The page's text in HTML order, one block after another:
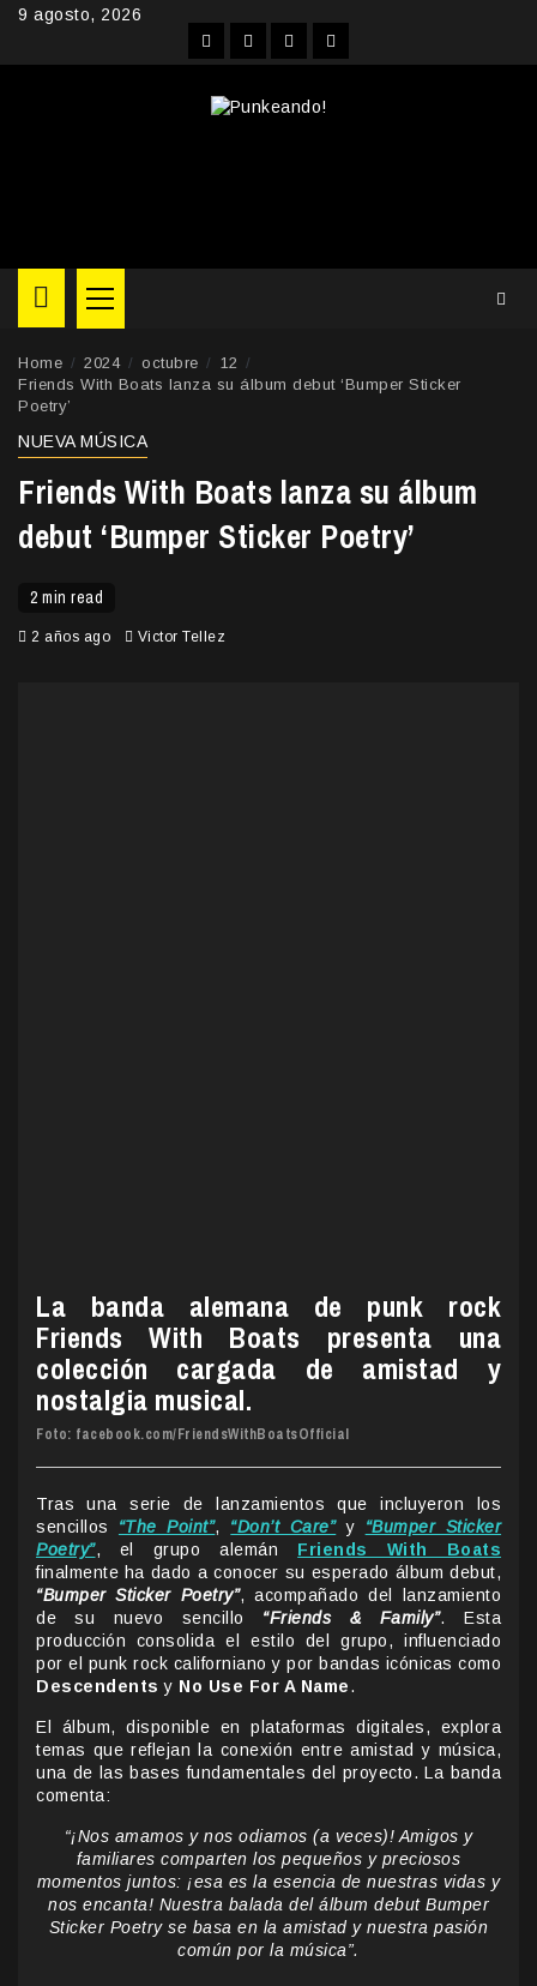
Skip9 agosto, 2026
FacebookInstagram
YouTubeTwitter
Primary
Menu
Home 2024 octubre
12
Friends With Boats lanza su álbum debut ‘Bumper Sticker
Poetry’
NUEVA MÚSICA
Friends With Boats lanza su álbum
debut ‘Bumper Sticker Poetry’
2 min read
2 años ago Victor Tellez
La banda alemana de punk rock
Friends With Boats presenta una
colección cargada de amistad y
nostalgia musical.
Foto: facebook.com/FriendsWithBoatsOfficial
Tras una serie de lanzamientos que incluyeron los
sencillos “The Point”, “Don’t Care”y “Bumper Sticker
Poetry”, el grupo alemán Friends With Boats
finalmente ha dado a conocer su esperado álbum debut,
“Bumper Sticker Poetry”, acompañado del lanzamiento
de su nuevo sencillo “Friends & Family”. Esta
producción consolida el estilo del grupo, influenciado
por el punk rock californiano y por bandas icónicas como
Descendents y No Use For A Name.
El álbum, disponible en plataformas digitales, explora
temas que reflejan la conexión entre amistad y música,
una de las bases fundamentales del proyecto. La banda
comenta:
“¡Nos amamos y nos odiamos (a veces)! Amigos y
familiares comparten los pequeños y preciosos
momentos juntos: ¡esa es la esencia de nuestras vidas y
nos encanta! Nuestra balada del álbum debut Bumper
Sticker Poetry se basa en la amistad y nuestra pasión
común por la música”.